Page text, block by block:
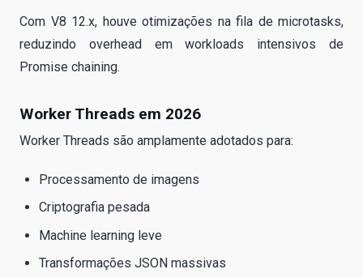
Com V8 12.x, houve otimizações na fila de microtasks,
reduzindo overhead em workloads intensivos de
Promise chaining.
Worker Threads em 2026
Worker Threads são amplamente adotados para:
Processamento de imagens
Criptografia pesada
Machine learning leve
Transformações JSON massivas